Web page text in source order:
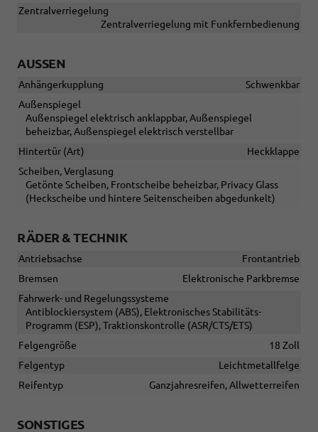
Zentralverriegelung
Zentralverriegelung mit Funkfernbedienung
AUSSEN
Anhängerkupplung
Schwenkbar
Außenspiegel
Außenspiegel elektrisch anklappbar, Außenspiegel
beheizbar, Außenspiegel elektrisch verstellbar
Hintertür (Art)
Heckklappe
Scheiben, Verglasung
Getönte Scheiben, Frontscheibe beheizbar, Privacy Glass
(Heckscheibe und hintere Seitenscheiben abgedunkelt)
RÄDER & TECHNIK
Antriebsachse
Frontantrieb
Bremsen
Elektronische Parkbremse
Fahrwerk- und Regelungssysteme
Antiblockiersystem (ABS), Elektronisches Stabilitäts-
Programm (ESP), Traktionskontrolle (ASR/CTS/ETS)
Felgengröße
18 Zoll
Felgentyp
Leichtmetallfelge
Reifentyp
Ganzjahresreifen, Allwetterreifen
SONSTIGES